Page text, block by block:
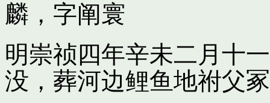
麟，字阐寰
明崇祯四年辛未二月十
没，葬河边鲤鱼地祔父